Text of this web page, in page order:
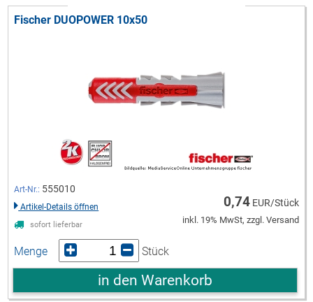
Fischer DUOPOWER 10x50
Art-Nr.: 555010
Artikel-Details öffnen
sofort lieferbar
0,74EUR/Stück
inkl. 19% MwSt, zzgl. Versand
Menge Stück
in den Warenkorb